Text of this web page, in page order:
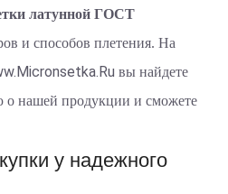
латунной ГОСТ
и способов плетения. На
вы найдете
нашей продукции и сможете
у надежного